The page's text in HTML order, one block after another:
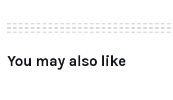
You may also like